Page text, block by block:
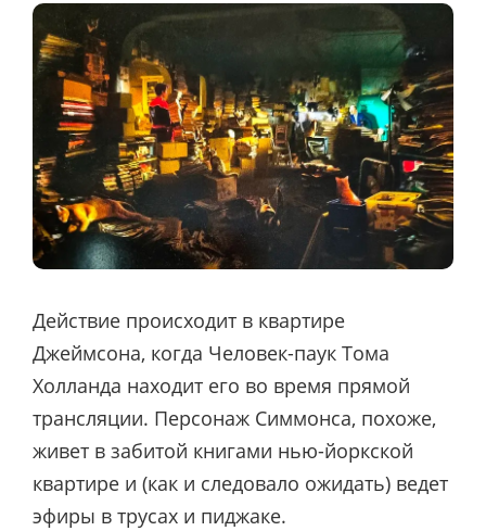
Действие происходит в квартире
Джеймсона, когда Человек-паук Тома
Холланда находит его во время прямой
трансляции. Персонаж Симмонса, похоже,
живет в забитой книгами нью-йоркской
квартире и (как и следовало ожидать) ведет
эфиры в трусах и пиджаке.